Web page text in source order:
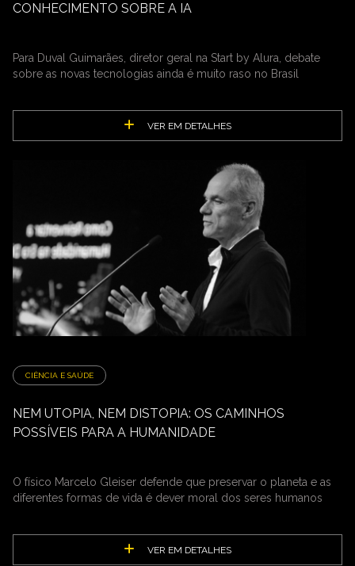
CONHECIMENTO SOBRE A IA
Para Duval Guimarães, diretor geral na Start by Alura, debate
sobre as novas tecnologias ainda é muito raso no Brasil
VER EM DETALHES
CIÊNCIA E SAÚDE
NEM UTOPIA, NEM DISTOPIA: OS CAMINHOS
POSSÍVEIS PARA A HUMANIDADE
O físico Marcelo Gleiser defende que preservar o planeta e as
diferentes formas de vida é dever moral dos seres humanos
VER EM DETALHES